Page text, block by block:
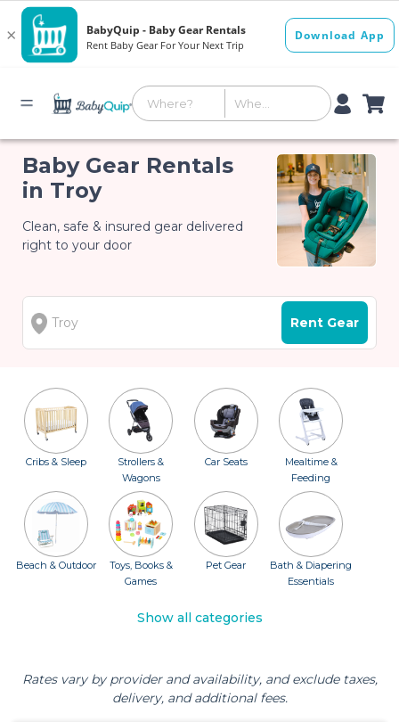
Baby Gear Rentals
in Troy
Clean, safe & insured gear delivered
right to your door
Rent Gear
Cribs & Sleep
Strollers &
Wagons
Car Seats
Mealtime &
Feeding
Beach & Outdoor
Toys, Books &
Games
Pet Gear
Bath & Diapering
Essentials
Show all categories
Rates vary by provider and availability, and exclude taxes,
delivery, and additional fees.